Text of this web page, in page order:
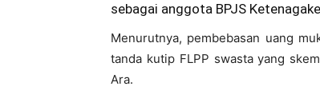
sebagai anggota BPJS
Menurutnya, pembebasan uang
tanda kutip FLPP swasta yang
Ara.